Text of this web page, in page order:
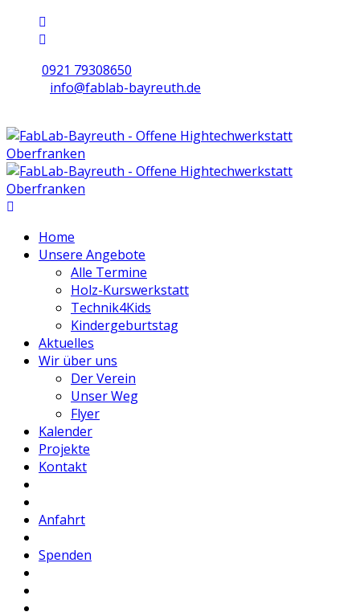
0921 79308650
info@fablab-bayreuth.de
Home
Unsere Angebote
Alle Termine
Holz-Kurswerkstatt
Technik4Kids
Kindergeburtstag
Aktuelles
Wir über uns
Der Verein
Unser Weg
Flyer
Kalender
Projekte
Kontakt
Anfahrt
Spenden